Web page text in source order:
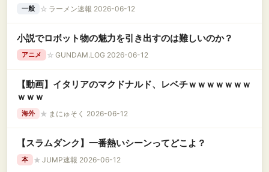
一般 ☆ ラーメン速報 2026-06-12
小説でロボット物の魅力を引き出すのは難しいのか？
アニメ ☆ GUNDAM.LOG 2026-06-12
【動画】イタリアのマクドナルド、レベチｗｗｗｗｗｗｗ
ｗｗｗ
海外 ★ まにゅそく 2026-06-12
【スラムダンク】一番熱いシーンってどこよ？
本 ★ JUMP速報 2026-06-12